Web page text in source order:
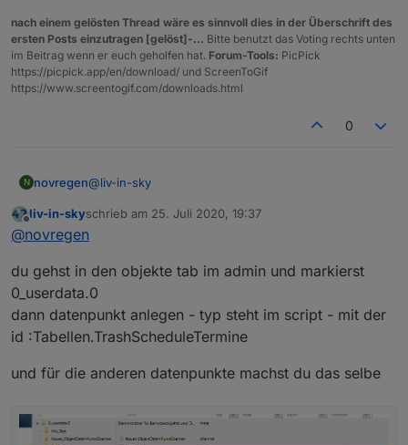
nach einem gelösten Thread wäre es sinnvoll dies in der Überschrift des
ersten Posts einzutragen [gelöst]-... Bitte benutzt das Voting rechts unten
im Beitrag wenn er euch geholfen hat. Forum-Tools: PicPick
https://picpick.app/en/download/ und ScreenToGif
https://www.screentogif.com/downloads.html
0
N novregen@liv-in-sky
Das ist wahrscheinlich noch ein bißchen zu hoch für
mich.
dein Script einfügen, und dann eine HTML Tabelle
einfügen mit
dann soll es angezeigt werden ?
Bei mir in den logs kommt
"0_userdata.0.Tabellen.TrashScheduleTermine" not
found
liv-in-skyschrieb am 25. Juli 2020, 19:37
zuletzt editiert von
@novregen
du gehst in den objekte tab im admin und markierst
0_userdata.0
dann datenpunkt anlegen - typ steht im script - mit der
id :Tabellen.TrashScheduleTermine
und für die anderen datenpunkte machst du das selbe